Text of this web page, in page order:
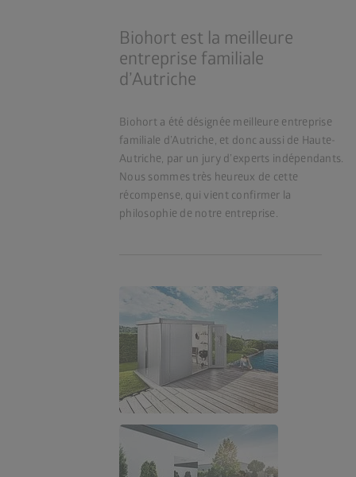
Biohort est la meilleure
entreprise familiale
d’Autriche
Biohort a été désignée meilleure entreprise
familiale d’Autriche, et donc aussi de Haute-
Autriche, par un jury d’experts indépendants.
Nous sommes très heureux de cette
récompense, qui vient confirmer la
philosophie de notre entreprise.